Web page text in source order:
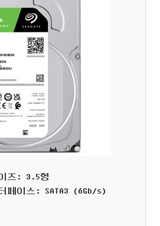
즈: 3.5형
페이스: SATA3 (6Gb/s)